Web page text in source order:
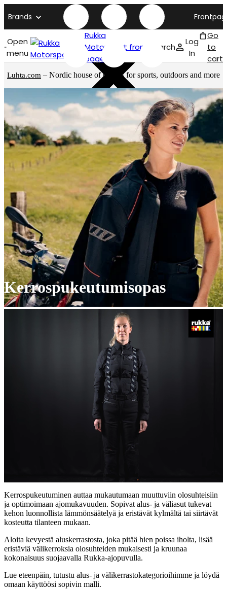
Brands
Open
menu
Rukka
Motorsport front
page
Search
Log
In
Go
to
cart
Luhta.com – Nordic house of brands for sports, outdoors and more
Kerrospukeutumisopas
Kerrospukeutuminen auttaa mukautumaan muuttuviin olosuhteisiin
ja optimoimaan ajomukavuuden. Sopivat alus- ja väliasut tukevat
kehon luonnollista lämmönsäätelyä ja eristävät kylmältä tai siirtävät
kosteutta tilanteen mukaan.
Aloita kevyestä aluskerrastosta, joka pitää hien poissa iholta, lisää
eristäviä välikerroksia olosuhteiden mukaisesti ja kruunaa
kokonaisuus suojaavalla Rukka-ajopuvulla.
Lue eteenpäin, tutustu alus- ja välikerrastokategorioihimme ja löydä
omaan käyttöösi sopivin malli.